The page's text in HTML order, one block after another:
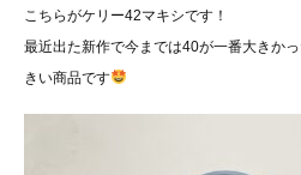
こちらがケリー42マキシです！
最近出た新作で今までは40が一番大きか
きい商品です